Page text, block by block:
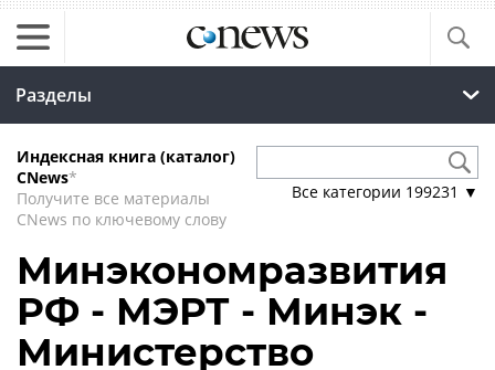
Разделы
Индексная книга (каталог)
CNews*
Получите все материалы
CNews по ключевому слову
Все категории 199231 ▼
Минэкономразвития
РФ - МЭРТ - Минэк -
Министерство